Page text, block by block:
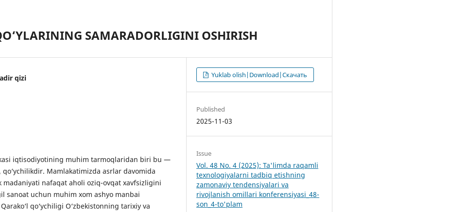
SAMARADORLIGINI OSHIRISH
qizi
iqtisodiyotining muhim tarmoqlaridan biri bu —
Mamlakatimizda asrlar davomida
madaniyati nafaqat aholi oziq-ovqat xavfsizligini
sanoat uchun muhim xom ashyo manbai
qo‘ychiligi O‘zbekistonning tarixiy va
Yuklab olish|Download|Скачать
Published
2025-11-03
Issue
Vol. 48 No. 4 (2025): Ta'limda raqamli
texnologiyalarni tadbiq etishning
zamonaviy tendensiyalari va
rivojlanish omillari konferensiyasi_48-
son_4-to'plam